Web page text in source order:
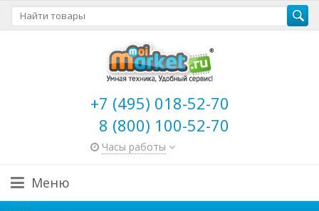
+7 (495) 018-52-70
8 (800) 100-52-70
Часы работы
Меню